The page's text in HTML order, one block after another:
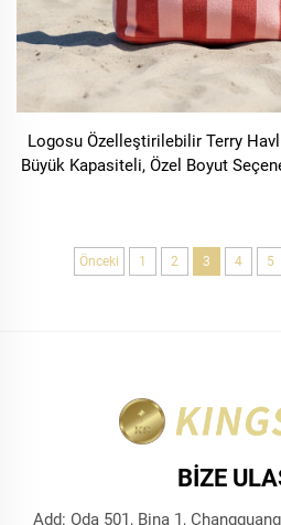
Logosu Özelleştirilebilir Terry
Büyük Kapasiteli, Özel Boyut
Önceki 1 2 3 4 5
BIZE
Add: Oda 501, Bina 1,